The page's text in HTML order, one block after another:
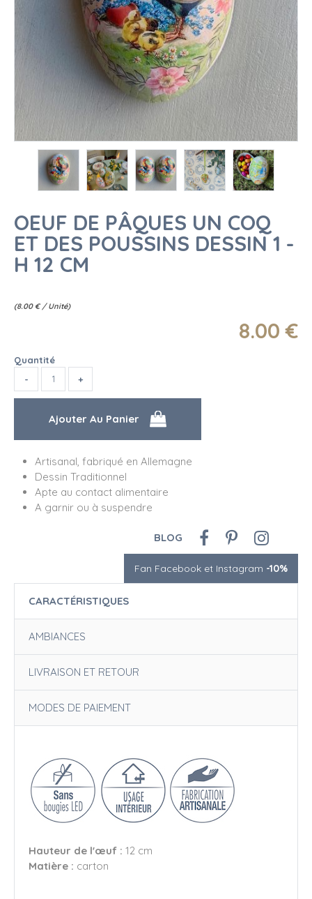
OEUF DE PÂQUES UN COQ
ET DES POUSSINS DESSIN 1 -
H 12 CM
(8.00 € / Unité)
8.00 €
Quantité
Artisanal, fabriqué en Allemagne
Dessin Traditionnel
Apte au contact alimentaire
A garnir ou à suspendre
BLOG
Fan Facebook et Instagram -10%
CARACTÉRISTIQUES
AMBIANCES
LIVRAISON ET RETOUR
MODES DE PAIEMENT
Hauteur de l'œuf : 12 cm
Matière : carton